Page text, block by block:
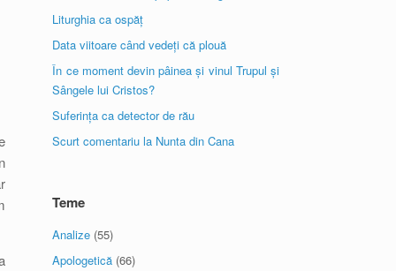
Liturghia ca ospăț
Data viitoare când vedeți că plouă
În ce moment devin pâinea și vinul Trupul și
Sângele lui Cristos?
Suferința ca detector de rău
Scurt comentariu la Nunta din Cana
Teme
Analize (55)
Apologetică (66)